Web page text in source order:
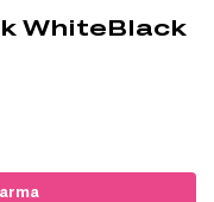
WhiteBlack